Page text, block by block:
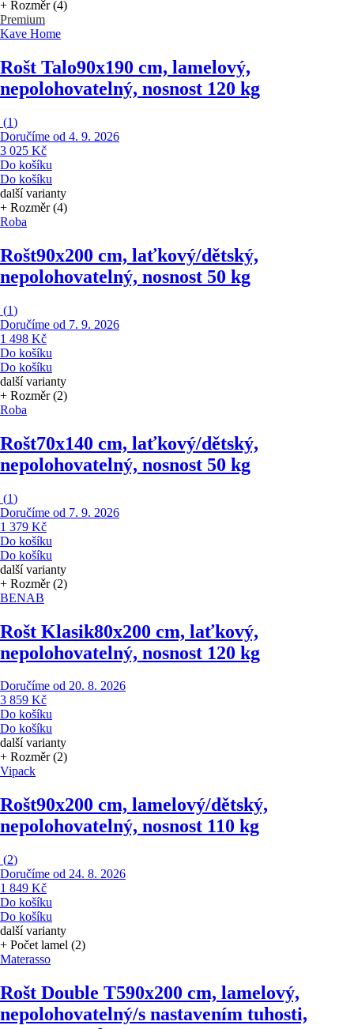
+ Rozměr (4)
Premium
Kave Home
Rošt Talo90x190 cm, lamelový,
nepolohovatelný, nosnost 120 kg
(1)
Doručíme od 4. 9. 2026
3 025 Kč
Do košíku
Do košíku
další varianty
+ Rozměr (4)
Roba
Rošt90x200 cm, laťkový/dětský,
nepolohovatelný, nosnost 50 kg
(1)
Doručíme od 7. 9. 2026
1 498 Kč
Do košíku
Do košíku
další varianty
+ Rozměr (2)
Roba
Rošt70x140 cm, laťkový/dětský,
nepolohovatelný, nosnost 50 kg
(1)
Doručíme od 7. 9. 2026
1 379 Kč
Do košíku
Do košíku
další varianty
+ Rozměr (2)
BENAB
Rošt Klasik80x200 cm, laťkový,
nepolohovatelný, nosnost 120 kg
Doručíme od 20. 8. 2026
3 859 Kč
Do košíku
Do košíku
další varianty
+ Rozměr (2)
Vipack
Rošt90x200 cm, lamelový/dětský,
nepolohovatelný, nosnost 110 kg
(2)
Doručíme od 24. 8. 2026
1 849 Kč
Do košíku
Do košíku
další varianty
+ Počet lamel (2)
Materasso
Rošt Double T590x200 cm, lamelový,
nepolohovatelný/s nastavením tuhosti,